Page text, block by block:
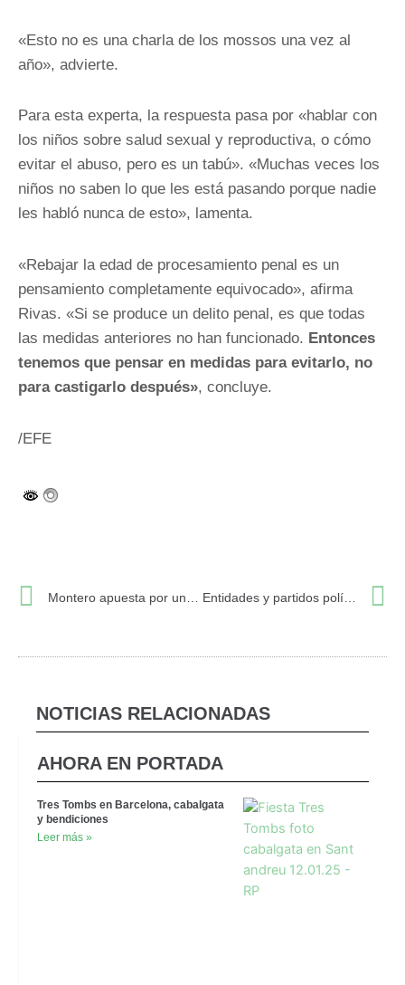
«Esto no es una charla de los mossos una vez al
año», advierte.
Para esta experta, la respuesta pasa por «hablar con
los niños sobre salud sexual y reproductiva, o cómo
evitar el abuso, pero es un tabú». «Muchas veces los
niños no saben lo que les está pasando porque nadie
les habló nunca de esto», lamenta.
«Rebajar la edad de procesamiento penal es un
pensamiento completamente equivocado», afirma
Rivas. «Si se produce un delito penal, es que todas
las medidas anteriores no han funcionado. Entonces
tenemos que pensar en medidas para evitarlo, no
para castigarlo después», concluye.
/EFE
Entidades y partidos políticos exigen disculpas por la parodia de la Virgen del Rocío
NOTICIAS RELACIONADAS
AHORA EN PORTADA
Tres Tombs en Barcelona, cabalgata
y bendiciones
Leer más »